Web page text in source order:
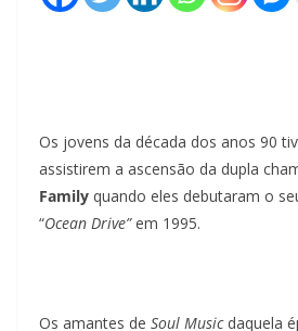
Os jovens da década dos anos 90
assistirem a ascensão da dupla
Family quando eles debutaram o
“Ocean Drive”em 1995.
Os amantes de Soul Musicdaquela